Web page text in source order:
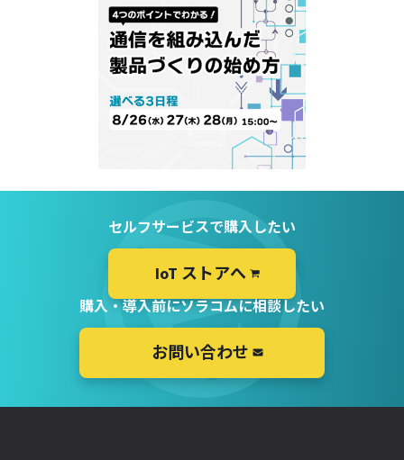
セルフサービスで購入したい
IoT ストアへ
購入・導入前にソラコムに相談したい
お問い合わせ